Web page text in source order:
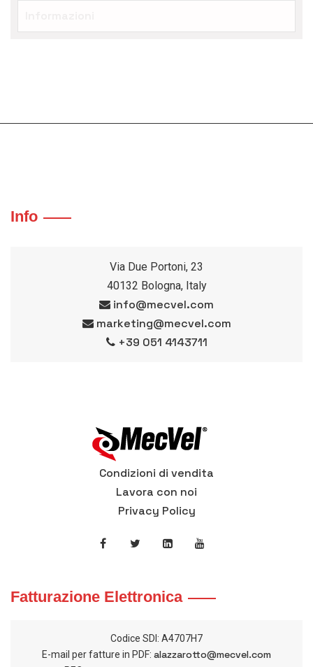
Info
Via Due Portoni, 23
40132 Bologna, Italy
info@mecvel.com
marketing@mecvel.com
+39 051 4143711
Condizioni di vendita
Lavora con noi
Privacy Policy
Fatturazione Elettronica
Codice SDI: A4707H7
E-mail per fatture in PDF: alazzarotto@mecvel.com